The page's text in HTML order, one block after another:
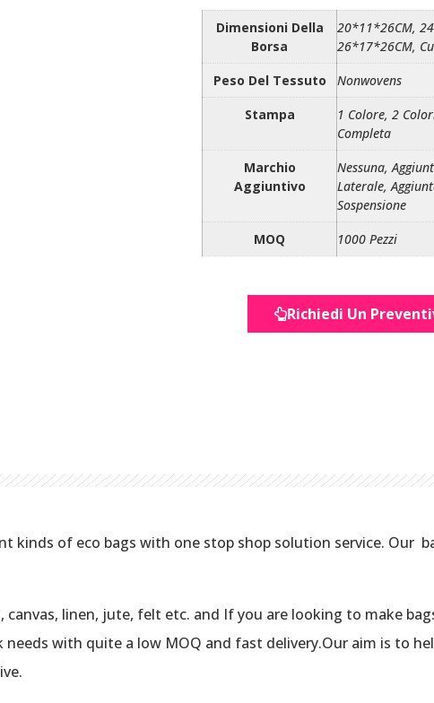
Dimensioni Della
Borsa
20*11*26CM,
26*17*26CM,
Peso Del Tessuto
Nonwovens
Stampa
1 Colore, 2
Completa
Marchio
Aggiuntivo
Nessuna,
Laterale,
Sospensione
MOQ
1000 Pezzi
Richiedi Un
kinds of eco bags with one stop shop solution service. Our
linen, jute, felt etc. and If you are looking to make
with quite a low MOQ and fast delivery.Our aim is to